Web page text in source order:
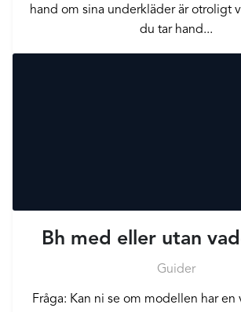
hand om sina underkläder är otroligt
du tar hand...
Bh med eller utan
Guider
Fråga: Kan ni se om modellen har